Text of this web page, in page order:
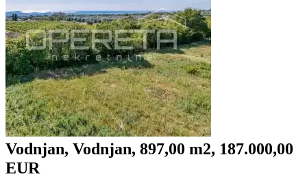
Vodnjan, Vodnjan, 897,00 m2, 187.000,00
EUR